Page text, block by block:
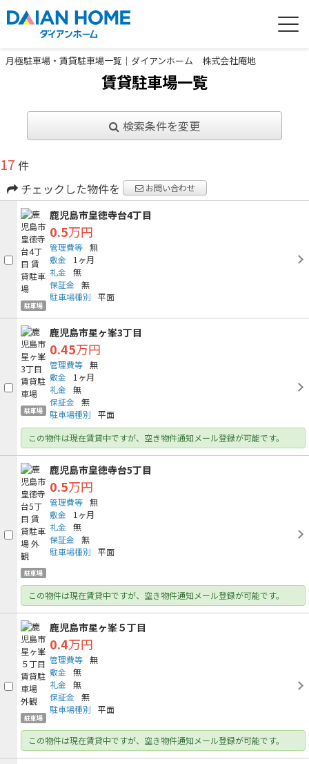
月極駐車場・賃貸駐車場一覧｜ダイアンホーム 株式会社庵地
賃貸駐車場一覧
検索条件を変更
17 件
チェックした物件を
お問い合わせ
駐車場
鹿児島市皇徳寺台4丁目
0.5万円
管理費等 無
敷金
1ヶ月
礼金
無
保証金
無
駐車場種別
平面
駐車場
鹿児島市星ヶ峯3丁目
0.45万円
管理費等 無
敷金
1ヶ月
礼金
無
保証金
無
駐車場種別
平面
この物件は現在賃貸中ですが、空き物件通知メール登録が可能です。
駐車場
鹿児島市皇徳寺台5丁目
0.5万円
管理費等 無
敷金
1ヶ月
礼金
無
保証金
無
駐車場種別
平面
この物件は現在賃貸中ですが、空き物件通知メール登録が可能です。
駐車場
鹿児島市星ヶ峯５丁目
0.4万円
管理費等 無
敷金
無
礼金
無
保証金
無
駐車場種別
平面
この物件は現在賃貸中ですが、空き物件通知メール登録が可能です。